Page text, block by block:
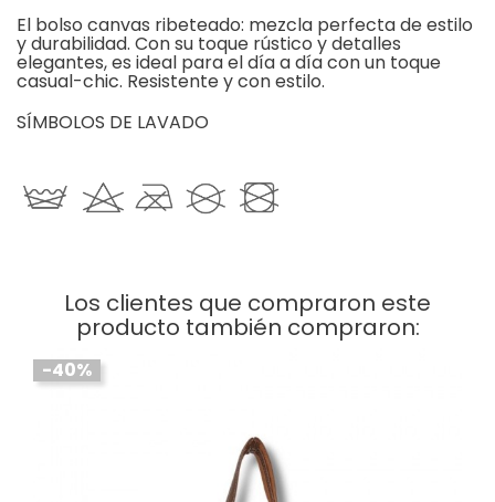
El bolso canvas ribeteado: mezcla perfecta de estilo
y durabilidad. Con su toque rústico y detalles
elegantes, es ideal para el día a día con un toque
casual-chic. Resistente y con estilo.
SÍMBOLOS DE LAVADO
Los clientes que compraron este
producto también compraron:
-40%